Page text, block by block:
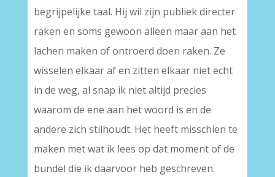
begrijpelijke taal. Hij wil zijn publiek directer
raken en soms gewoon alleen maar aan het
lachen maken of ontroerd doen raken. Ze
wisselen elkaar af en zitten elkaar niet echt
in de weg, al snap ik niet altijd precies
waarom de ene aan het woord is en de
andere zich stilhoudt. Het heeft misschien te
maken met wat ik lees op dat moment of de
bundel die ik daarvoor heb geschreven.